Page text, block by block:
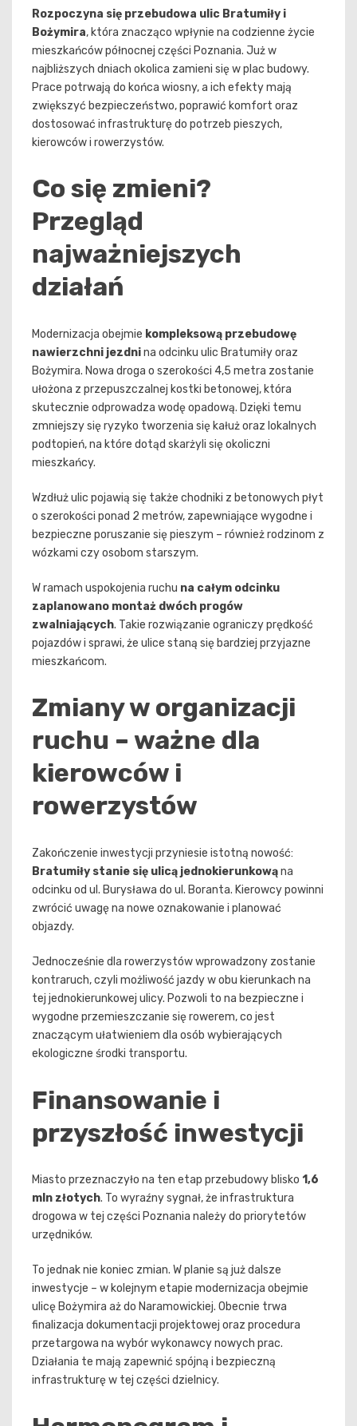
Rozpoczyna się przebudowa ulic Bratumiły i
Bożymira, która znacząco wpłynie na codzienne życie
mieszkańców północnej części Poznania. Już w
najbliższych dniach okolica zamieni się w plac budowy.
Prace potrwają do końca wiosny, a ich efekty mają
zwiększyć bezpieczeństwo, poprawić komfort oraz
dostosować infrastrukturę do potrzeb pieszych,
kierowców i rowerzystów.
Co się zmieni?
Przegląd
najważniejszych
działań
Modernizacja obejmie kompleksową przebudowę
nawierzchni jezdnina odcinku ulic Bratumiły oraz
Bożymira. Nowa droga o szerokości 4,5 metra zostanie
ułożona z przepuszczalnej kostki betonowej, która
skutecznie odprowadza wodę opadową. Dzięki temu
zmniejszy się ryzyko tworzenia się kałuż oraz lokalnych
podtopień, na które dotąd skarżyli się okoliczni
mieszkańcy.
Wzdłuż ulic pojawią się także chodniki z betonowych płyt
o szerokości ponad 2 metrów, zapewniające wygodne i
bezpieczne poruszanie się pieszym – również rodzinom z
wózkami czy osobom starszym.
W ramach uspokojenia ruchu na całym odcinku
zaplanowano montaż dwóch progów
zwalniających. Takie rozwiązanie ograniczy prędkość
pojazdów i sprawi, że ulice staną się bardziej przyjazne
mieszkańcom.
Zmiany w organizacji
ruchu – ważne dla
kierowców i
rowerzystów
Zakończenie inwestycji przyniesie istotną nowość:
Bratumiły stanie się ulicą jednokierunkowąna
odcinku od ul. Burysława do ul. Boranta. Kierowcy powinni
zwrócić uwagę na nowe oznakowanie i planować
objazdy.
Jednocześnie dla rowerzystów wprowadzony zostanie
kontraruch, czyli możliwość jazdy w obu kierunkach na
tej jednokierunkowej ulicy. Pozwoli to na bezpieczne i
wygodne przemieszczanie się rowerem, co jest
znaczącym ułatwieniem dla osób wybierających
ekologiczne środki transportu.
Finansowanie i
przyszłość inwestycji
Miasto przeznaczyło na ten etap przebudowy blisko 1,6
mln złotych. To wyraźny sygnał, że infrastruktura
drogowa w tej części Poznania należy do priorytetów
urzędników.
To jednak nie koniec zmian. W planie są już dalsze
inwestycje – w kolejnym etapie modernizacja obejmie
ulicę Bożymira aż do Naramowickiej. Obecnie trwa
finalizacja dokumentacji projektowej oraz procedura
przetargowa na wybór wykonawcy nowych prac.
Działania te mają zapewnić spójną i bezpieczną
infrastrukturę w tej części dzielnicy.